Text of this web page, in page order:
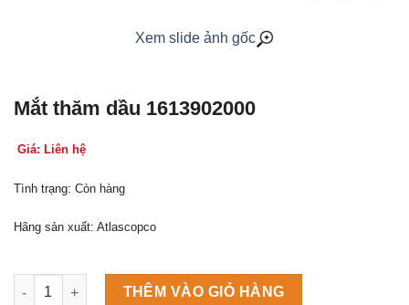
Xem slide ảnh gốc
Mắt thăm dầu 1613902000
Giá: Liên hệ
Tình trạng: Còn hàng
Hãng sản xuất: Atlascopco
Máy làm đá viên Scotsman NW458AS số lượng
THÊM VÀO GIỎ HÀNG